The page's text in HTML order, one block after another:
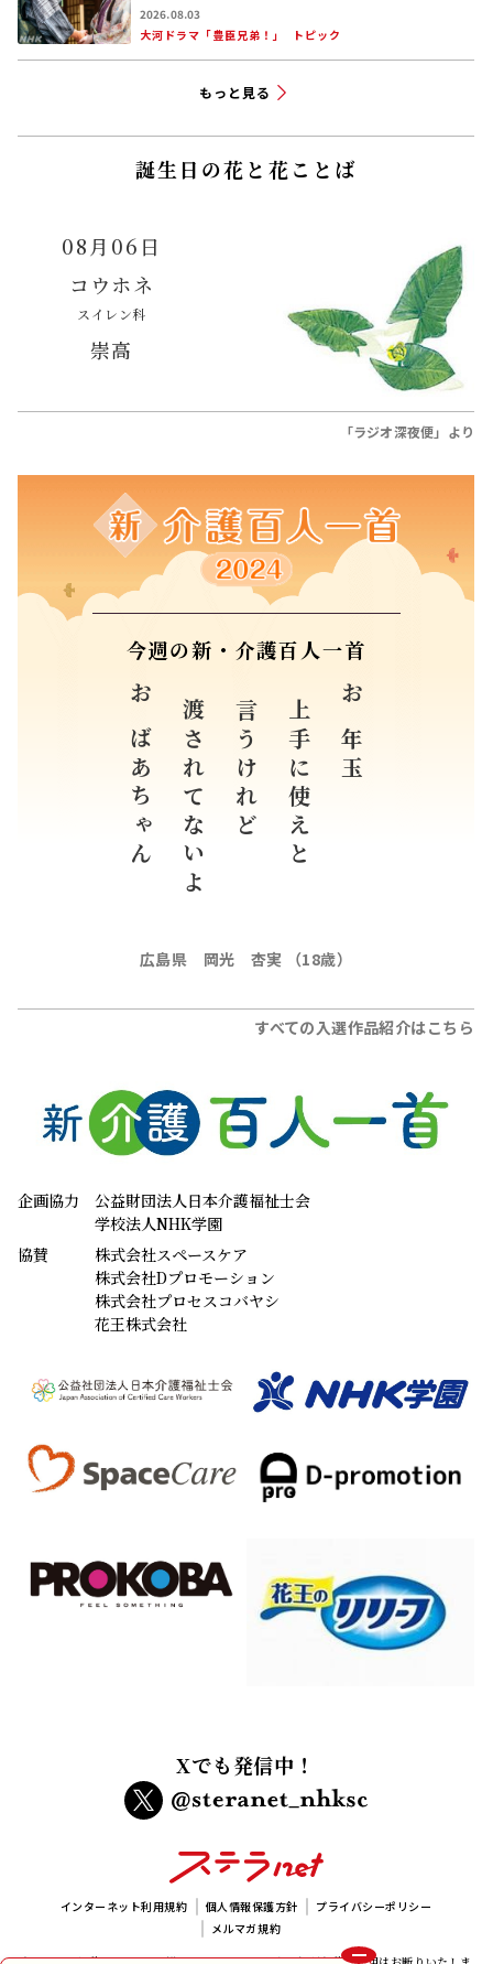
2026.08.03
大河ドラマ「豊臣兄弟！」
トピック
もっと見る
誕生日の花と花ことば
08月06日
コウホネ
スイレン科
崇高
「ラジオ深夜便」より
今週の新・介護百人一首
お年玉
上手に使えと
言うけれど
渡されてないよ
おばあちゃん
広島県 岡光 杏実 （18歳）
すべての入選作品紹介はこちら
企画協力
公益財団法人日本介護福祉士会
学校法人NHK学園
協賛
株式会社スペースケア
株式会社Dプロモーション
株式会社プロセスコバヤシ
花王株式会社
Xでも発信中！
インターネット利用規約 個人情報保護方針
プライバシーポリシー
メルマガ規約